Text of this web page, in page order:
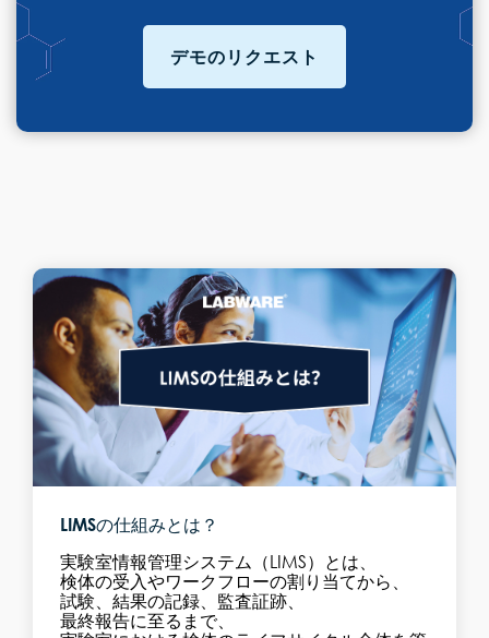
デモのリクエスト
LIMSの仕組みとは？
実験室情報管理システム（LIMS）とは、
検体の受入やワークフローの割り当てから、
試験、結果の記録、監査証跡、
最終報告に至るまで、